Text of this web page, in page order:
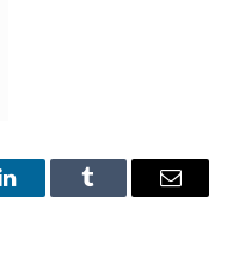
LinkedInTumblr
E-